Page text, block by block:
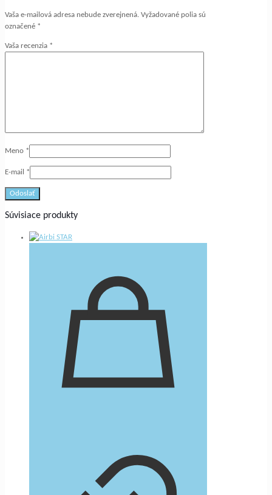
Vaša e-mailová adresa nebude zverejnená. Vyžadované polia sú
označené *
Vaša recenzia *
Meno *
E-mail *
Súvisiace produkty